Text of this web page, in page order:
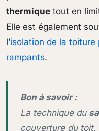
thermique tout en
Elle est également
l’isolation de la toiture
rampants.
Bon à savoir :
La technique du
couverture du toit,